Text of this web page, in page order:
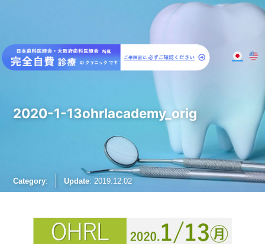
大阪梅田のインプラント
歯周病専門歯科 SPIDO(スピード)
2020-1-13ohrlacademy_orig
Category: Update: 2019.12.02